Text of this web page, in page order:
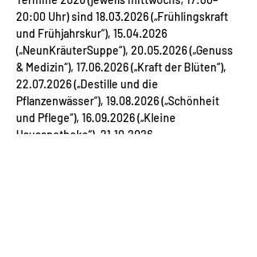
20:00 Uhr) sind 18.03.2026 („Frühlingskraft
und Frühjahrskur“), 15.04.2026
(„NeunKräuterSuppe“), 20.05.2026 („Genuss
& Medizin“), 17.06.2026 („Kraft der Blüten“),
22.07.2026 („Destille und die
Pflanzenwässer“), 19.08.2026 („Schönheit
und Pflege“), 16.09.2026 („Kleine
Hausapotheke“), 21.10.2026